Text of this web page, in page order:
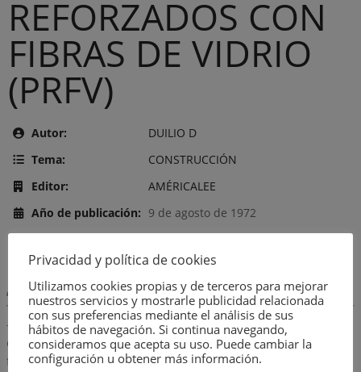
REFORZADOS CON
FIBRAS DE VIDRIO
(PRFV)
Autor:
DUILIO D
Tema:
CONSTRUCCIÓN
Editor:
AMÉRICALEE
Año de publicación: 9 de agosto de 1972
Descripción:
-Introducción.-La fibra de vidrio textil.-Las resinas.-Productos
complementarios.-Características de los PRFV.-Métodos de
formación.-Equipos subsidiarios.-Fabricaciones especiales.-
Privacidad y política de cookies
Utilizamos cookies propias y de terceros para mejorar
nuestros servicios y mostrarle publicidad relacionada
con sus preferencias mediante el análisis de sus
hábitos de navegación. Si continua navegando,
consideramos que acepta su uso. Puede cambiar la
configuración u obtener más información.